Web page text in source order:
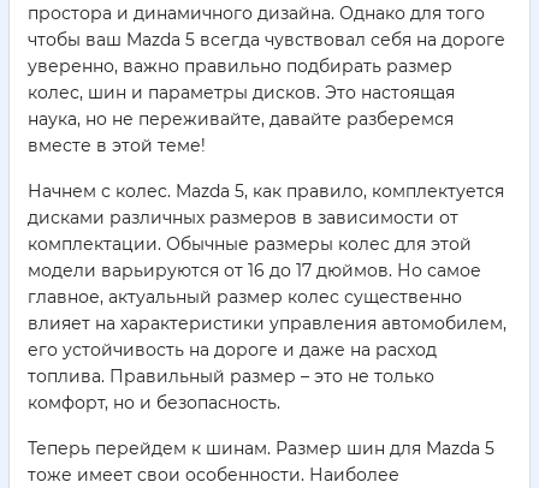
простора и динамичного дизайна. Однако для того
чтобы ваш Mazda 5 всегда чувствовал себя на дороге
уверенно, важно правильно подбирать размер
колес, шин и параметры дисков. Это настоящая
наука, но не переживайте, давайте разберемся
вместе в этой теме!
Начнем с колес. Mazda 5, как правило, комплектуется
дисками различных размеров в зависимости от
комплектации. Обычные размеры колес для этой
модели варьируются от 16 до 17 дюймов. Но самое
главное, актуальный размер колес существенно
влияет на характеристики управления автомобилем,
его устойчивость на дороге и даже на расход
топлива. Правильный размер – это не только
комфорт, но и безопасность.
Теперь перейдем к шинам. Размер шин для Mazda 5
тоже имеет свои особенности. Наиболее